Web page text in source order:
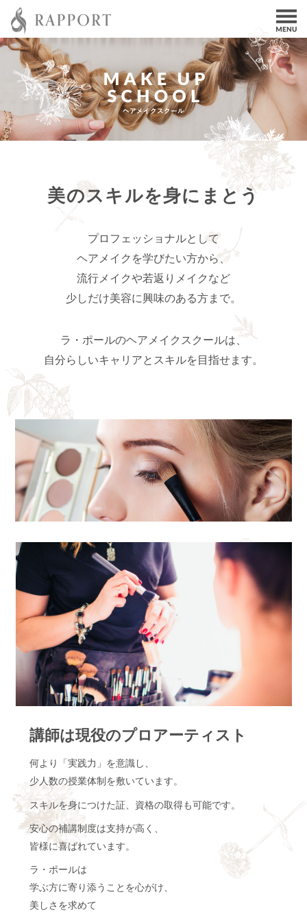
美のスキルを身にまとう
プロフェッショナルとして
ヘアメイクを学びたい方から、
流行メイクや若返りメイクなど
少しだけ美容に興味のある方まで。
ラ・ポールのヘアメイクスクールは、
自分らしいキャリアと スキルを目指せます。
講師は現役のプロアーティスト
何より「実践力」を意識し、
少人数の授業体制を敷いています。
スキルを身につけた証、 資格の取得も可能です。
安心の補講制度は支持が高く、
皆様に喜ばれています。
ラ・ポールは
学ぶ方に寄り添うことを心がけ、
美しさを求めて